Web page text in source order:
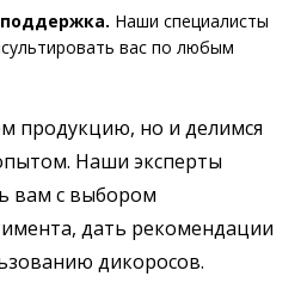
Наши специалисты
вас по любым
продукцию, но и делимся
Наши эксперты
вам с выбором
дать рекомендации
дикоросов.